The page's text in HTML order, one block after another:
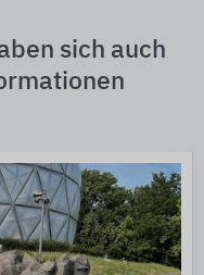
sich auch